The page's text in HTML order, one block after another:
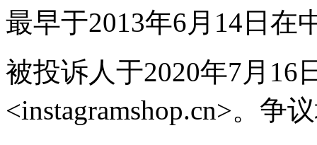
最早于2013年6月14日在
被投诉人于2020年7月16
<instagramshop.cn>。争